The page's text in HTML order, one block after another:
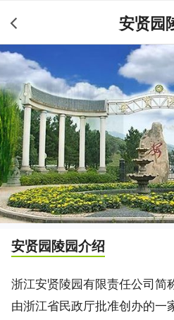
安贤园
安贤园陵园介绍
浙江安贤陵园有限责任公司简
由浙江省民政厅批准创办的一